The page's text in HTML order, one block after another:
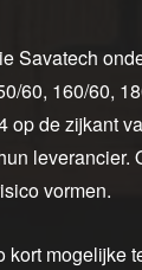
Savatech
60, 160/60,
op de zijkant
vormen.
mogelijke